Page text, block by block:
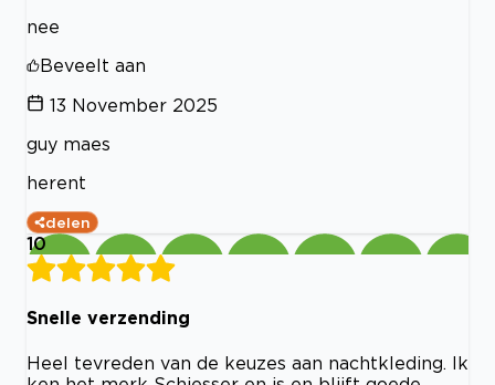
nee
Beveelt aan
13 November 2025
guy maes
herent
delen
10
Snelle verzending
Heel tevreden van de keuzes aan nachtkleding. Ik